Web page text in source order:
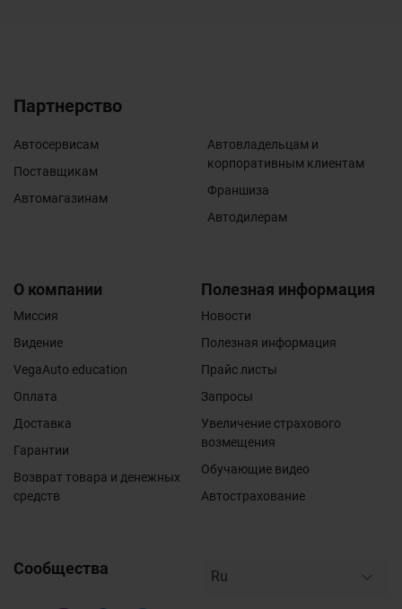
Партнерство
Автосервисам
Поставщикам
Автомагазинам
Автовладельцам и
корпоративным клиентам
Франшиза
Автодилерам
О компании
Миссия
Видение
VegaAuto education
Оплата
Доставка
Гарантии
Возврат товара и денежных
средств
Полезная информация
Новости
Полезная информация
Прайс листы
Запросы
Увеличение страхового
возмещения
Обучающие видео
Автострахование
Сообщества